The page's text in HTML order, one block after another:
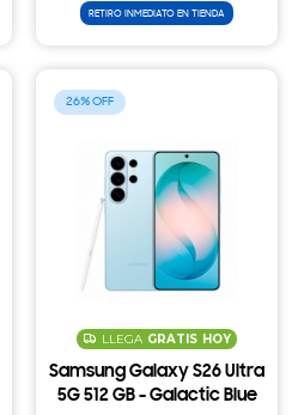
RETIRO INMEDIATO EN TIENDA
26
LLEGA GRATIS HOY
Samsung Galaxy S26 Ultra
5G 512 GB - Galactic Blue